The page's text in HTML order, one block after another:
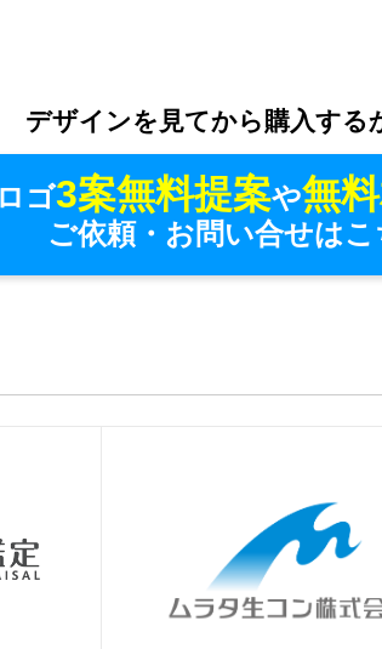
デザインを見てから購入する
ロゴ3案無料提案や無
ご依頼・お問い合せはこ